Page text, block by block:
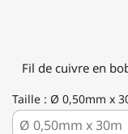
Fil de cuivre en
Taille : Ø 0,50mm x